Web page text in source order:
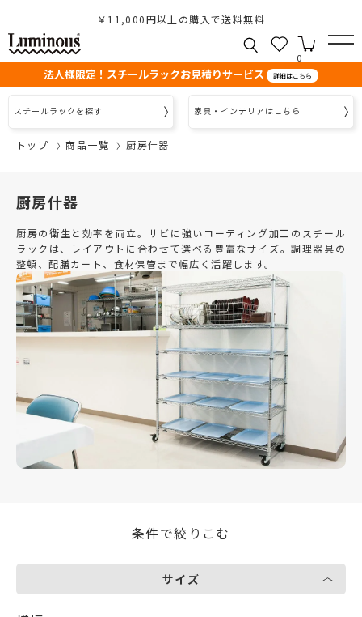
￥11,000円以上の購入で送料無料
0
法人様限定！スチールラックお見積りサービス 詳細はこちら
スチールラックを探す 家具・インテリアはこちら
トップ 商品一覧 厨房什器
厨房什器
厨房の衛生と効率を両立。サビに強いコーティング加工のスチール
ラックは、レイアウトに合わせて選べる豊富なサイズ。調理器具の
整頓、配膳カート、食材保管まで幅広く活躍します。
条件で絞りこむ
サイズ